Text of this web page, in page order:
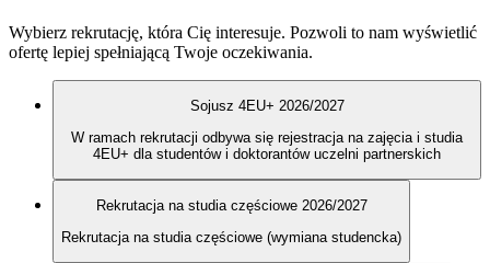
Wybierz rekrutację, która Cię interesuje. Pozwoli to nam wyświetlić
ofertę lepiej spełniającą Twoje oczekiwania.
Sojusz 4EU+ 2026/2027
W ramach rekrutacji odbywa się rejestracja na zajęcia i studia
4EU+ dla studentów i doktorantów uczelni partnerskich
Rekrutacja na studia częściowe 2026/2027
Rekrutacja na studia częściowe (wymiana studencka)